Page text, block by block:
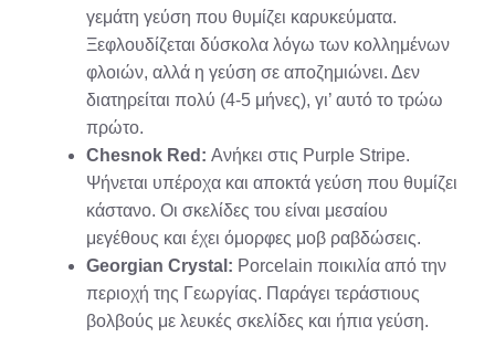
γεμάτη γεύση που θυμίζει καρυκεύματα.
Ξεφλουδίζεται δύσκολα λόγω των κολλημένων
φλοιών, αλλά η γεύση σε αποζημιώνει. Δεν
διατηρείται πολύ (4-5 μήνες), γι’ αυτό το τρώω
πρώτο.
Chesnok Red: Ανήκει στις Purple Stripe.
Ψήνεται υπέροχα και αποκτά γεύση που θυμίζει
κάστανο. Οι σκελίδες του είναι μεσαίου
μεγέθους και έχει όμορφες μοβ ραβδώσεις.
Georgian Crystal: Porcelain ποικιλία από την
περιοχή της Γεωργίας. Παράγει τεράστιους
βολβούς με λευκές σκελίδες και ήπια γεύση.